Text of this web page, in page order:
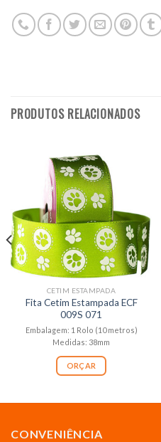
PRODUTOS RELACIONADOS
CETIM ESTAMPADA
Fita Cetim Estampada ECF
009S 071
Embalagem: 1 Rolo (10 metros)
Medidas: 38mm
ORÇAR
CONVENIÊNCIA